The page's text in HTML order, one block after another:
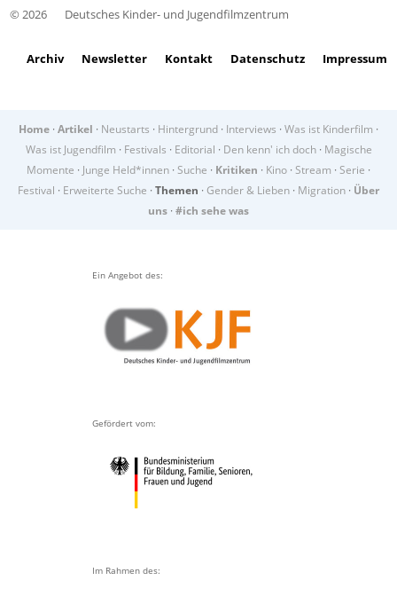
© 2026 Deutsches Kinder- und Jugendfilmzentrum
Archiv Newsletter Kontakt Datenschutz Impressum
Home · Artikel · Neustarts · Hintergrund · Interviews · Was ist Kinderfilm ·
Was ist Jugendfilm · Festivals · Editorial · Den kenn' ich doch· Magische
Momente · Junge Held*innen · Suche · Kritiken · Kino · Stream · Serie ·
Festival · Erweiterte Suche · Themen · Gender & Lieben · Migration · Über
uns · #ich sehe was
Ein Angebot des:
Gefördert vom:
Im Rahmen des: